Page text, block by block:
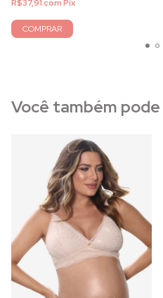
R$37,91comPix
COMPRAR
Você também